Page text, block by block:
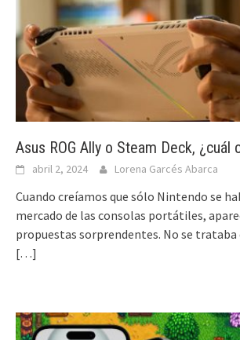
Asus ROG Ally o Steam Deck, ¿cuál
abril 2, 2024 Lorena Garcés Abarca
Cuando creíamos que sólo Nintendo se
mercado de las consolas portátiles,
propuestas sorprendentes. No se trataba
[…]